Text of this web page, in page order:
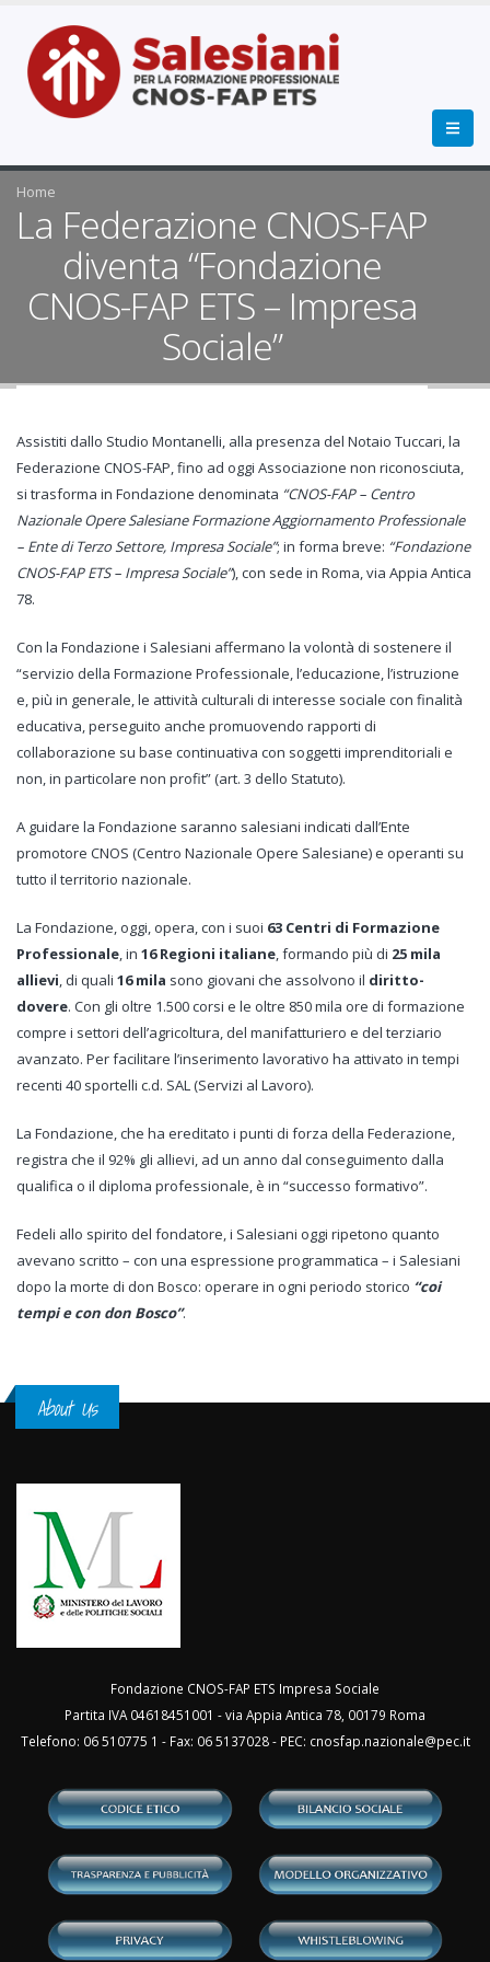
Home
La Federazione CNOS-FAP
diventa “Fondazione
CNOS-FAP ETS – Impresa
Sociale”
Assistiti dallo Studio Montanelli, alla presenza del Notaio Tuccari, la
Federazione CNOS-FAP, fino ad oggi Associazione non riconosciuta,
si trasforma in Fondazione denominata “CNOS-FAP – Centro
Nazionale Opere Salesiane Formazione Aggiornamento Professionale
– Ente di Terzo Settore, Impresa Sociale”; in forma breve: “Fondazione
CNOS-FAP ETS – Impresa Sociale”), con sede in Roma, via Appia Antica
78.
Con la Fondazione i Salesiani affermano la volontà di sostenere il
“servizio della Formazione Professionale, l’educazione, l’istruzione
e, più in generale, le attività culturali di interesse sociale con finalità
educativa, perseguito anche promuovendo rapporti di
collaborazione su base continuativa con soggetti imprenditoriali e
non, in particolare non profit” (art. 3 dello Statuto).
A guidare la Fondazione saranno salesiani indicati dall’Ente
promotore CNOS (Centro Nazionale Opere Salesiane) e operanti su
tutto il territorio nazionale.
La Fondazione, oggi, opera, con i suoi 63 Centri di Formazione
Professionale, in 16 Regioni italiane, formando più di 25 mila
allievi, di quali 16 mila sono giovani che assolvono il diritto-
dovere. Con gli oltre 1.500 corsi e le oltre 850 mila ore di formazione
compre i settori dell’agricoltura, del manifatturiero e del terziario
avanzato. Per facilitare l’inserimento lavorativo ha attivato in tempi
recenti 40 sportelli c.d. SAL (Servizi al Lavoro).
La Fondazione, che ha ereditato i punti di forza della Federazione,
registra che il 92% gli allievi, ad un anno dal conseguimento dalla
qualifica o il diploma professionale, è in “successo formativo”.
Fedeli allo spirito del fondatore, i Salesiani oggi ripetono quanto
avevano scritto – con una espressione programmatica – i Salesiani
dopo la morte di don Bosco: operare in ogni periodo storico “coi
tempi e con don Bosco”.
About Us
Fondazione CNOS-FAP ETS Impresa Sociale
Partita IVA 04618451001 - via Appia Antica 78, 00179 Roma
Telefono: 06 510775 1 - Fax: 06 5137028 - PEC: cnosfap.nazionale@pec.it